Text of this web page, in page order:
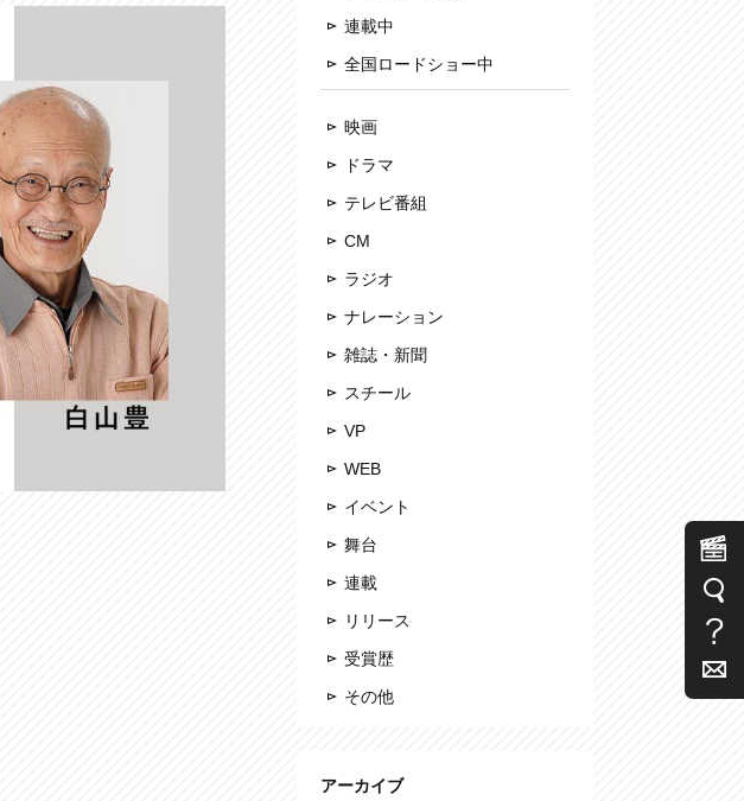
連載中
全国ロードショー中
映画
ドラマ
テレビ番組
CM
ラジオ
ナレーション
雑誌・新聞
スチール
VP
WEB
イベント
舞台
連載
リリース
受賞歴
その他
アーカイブ